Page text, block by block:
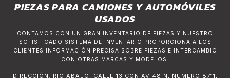
PIEZAS PARA CAMIONES Y AUTOMÓVILES
USADOS
CONTAMOS CON UN GRAN INVENTARIO DE PIEZAS Y NUESTRO
SOFISTICADO SISTEMA DE INVENTARIO PROPORCIONA A LOS
CLIENTES INFORMACIÓN PRECISA SOBRE PIEZAS E INTERCAMBIO
CON OTRAS MARCAS Y MODELOS.
DIRECCIÓN: RIO ABAJO, CALLE 13 CON AV 48 N, NUMERO 8711,